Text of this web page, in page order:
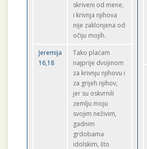
skriveni od mene,
i krivnja njihova
nije zaklonjena od
očiju mojih.
Jeremija
16,18
Tako plaćam
najprije dvojinom
za krivnju njihovu i
za grijeh njihov,
jer su oskvrnili
zemlju moju
svojim neživim,
gadnim
grdobama
idolskim, što